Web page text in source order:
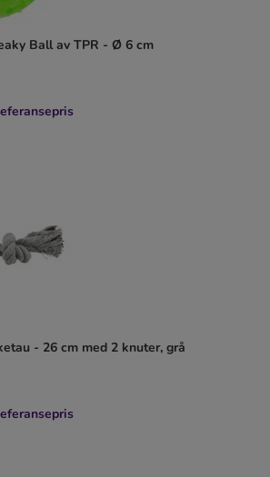
Hundeleketøy Squeaky Ball av TPR - Ø 6 cm
- 26 cm med 2 knuter, grå